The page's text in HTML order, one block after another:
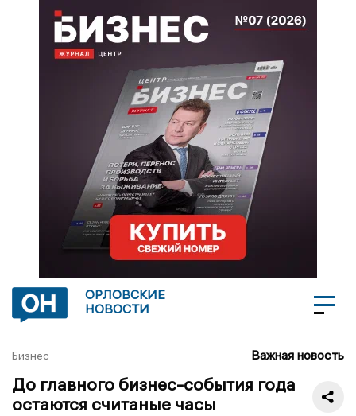
ОРЛОВСКИЕ
НОВОСТИ
Бизнес Важная новость
До главного бизнес-события года
остаются считаные часы